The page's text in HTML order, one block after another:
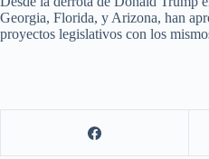
Georgia, Florida, y Arizona, han
proyectos legislativos con los